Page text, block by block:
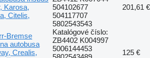
Karosa,
Citelis,
504102677
504117707
5802543543
201,61 €
Bremse
autobusa
Crealis,
Katalógové číslo:
ZB4402 K004997
5006144453
125 €